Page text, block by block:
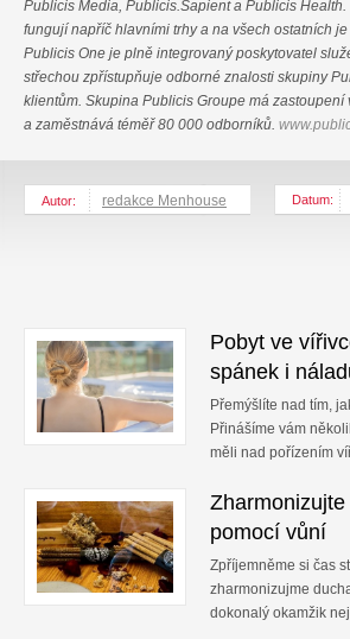
Publicis Media, Publicis.Sapient a Publicis Health.
fungují napříč hlavními trhy a na všech ostatních
Publicis One je plně integrovaný poskytovatel
střechou zpřístupňuje odborné znalosti skupiny
klientům. Skupina Publicis Groupe má zastoupení
a zaměstnává téměř 80 000 odborníků.
Autor: redakce Menhouse Datum:
Pobyt ve
spánek i
Přemýšlíte nad tím,
Přinášíme vám
měli nad pořízením
pomocí vůní
Zpříjemněme si čas
zharmonizujme
dokonalý okamžik